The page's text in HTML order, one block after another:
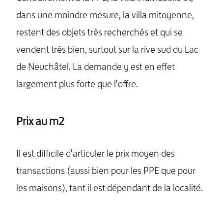
dans une moindre mesure, la villa mitoyenne,
restent des objets très recherchés et qui se
vendent très bien, surtout sur la rive sud du Lac
de Neuchâtel. La demande y est en effet
largement plus forte que l’offre.
Prix au m2
Il est difficile d’articuler le prix moyen des
transactions (aussi bien pour les PPE que pour
les maisons), tant il est dépendant de la localité.